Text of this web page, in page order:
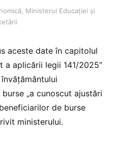
Ministerul Educației și
aceste date în capitolul
a aplicării legii 141/2025”
„a cunoscut ajustări
de burse
ministerului.